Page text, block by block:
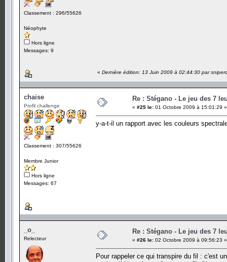
Classement : 296/55626
Néophyte
Hors ligne
Messages: 9
« Dernière édition: 13 Juin 2009 à 02:44:30 par
chaise
Profil challenge
Classement : 307/55626
Membre Junior
Hors ligne
Messages: 67
Re : Stégano - Le jeu des 7
« #25 le: 01 Octobre 2009 à 15:01:29 »
y-a-t-il un rapport avec les couleurs
_o_
Relecteur
Re : Stégano - Le jeu des 7
« #26 le: 02 Octobre 2009 à 09:56:23 »
Pour rappeler ce qui transpire du fil : c'est